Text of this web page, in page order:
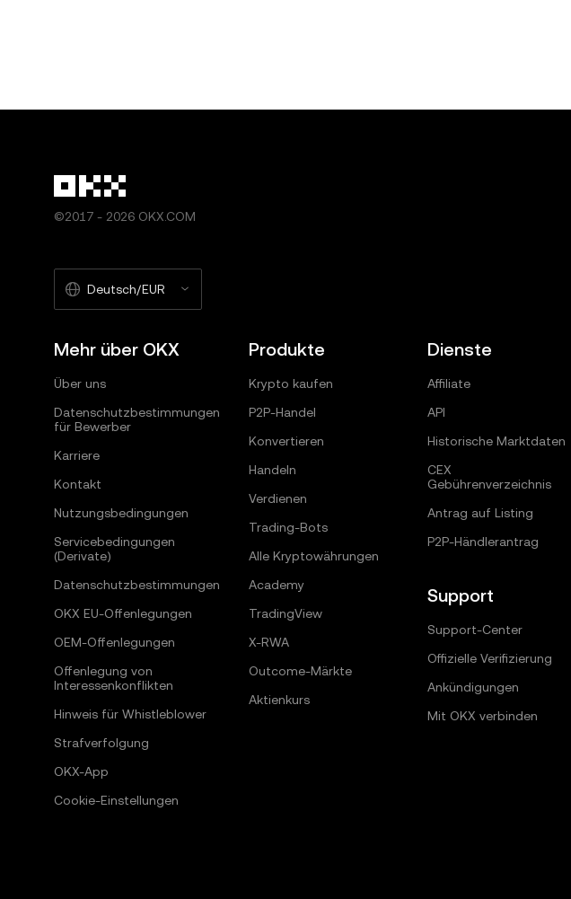
©2017 - 2026 OKX.COM
Deutsch/EUR
Mehr über OKX
Über uns
Datenschutzbestimmungen
für Bewerber
Karriere
Kontakt
Nutzungsbedingungen
Servicebedingungen
(Derivate)
Datenschutzbestimmungen
OKX EU-Offenlegungen
OEM-Offenlegungen
Offenlegung von
Interessenkonflikten
Hinweis für Whistleblower
Strafverfolgung
OKX-App
Cookie-Einstellungen
Produkte
Krypto kaufen
P2P-Handel
Konvertieren
Handeln
Verdienen
Trading-Bots
Alle Kryptowährungen
Academy
TradingView
X-RWA
Outcome-Märkte
Aktienkurs
Dienste
Affiliate
API
Historische Marktdaten
CEX
Gebührenverzeichnis
Antrag auf Listing
P2P-Händlerantrag
Support
Support-Center
Offizielle Verifizierung
Ankündigungen
Mit OKX verbinden